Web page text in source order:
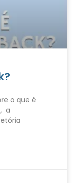
o que é
a